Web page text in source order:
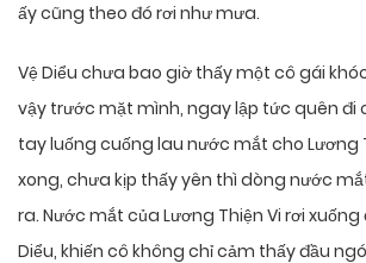
ấy cũng theo đó rơi như mưa.
Vệ Diểu chưa bao giờ thấy một cô gái
vậy trước mặt mình, ngay lập tức quên đi
tay luống cuống lau nước mắt cho Lương
xong, chưa kịp thấy yên thì dòng nước
ra. Nước mắt của Lương Thiện Vi rơi
Diểu, khiến cô không chỉ cảm thấy đầu